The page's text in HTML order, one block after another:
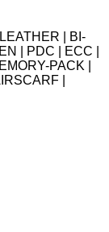
| BI-
| PDC | ECC |
PACK |
|